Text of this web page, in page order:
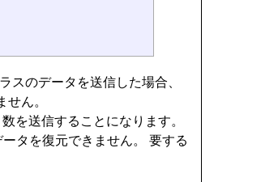
スのデータを送信した場合、
ん。
を送信することになります。
タを復元できません。 要する